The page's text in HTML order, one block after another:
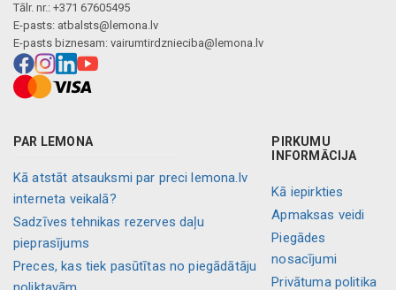
Tālr. nr.: +371 67605495
E-pasts: atbalsts@lemona.lv
E-pasts biznesam: vairumtirdznieciba@lemona.lv
PAR LEMONA
Kā atstāt atsauksmi par preci lemona.lv
interneta veikalā?
Sadzīves tehnikas rezerves daļu
pieprasījums
Preces, kas tiek pasūtītas no piegādātāju
PIRKUMU
INFORMĀCIJA
Kā iepirkties
Apmaksas veidi
Piegādes
nosacījumi
Privātuma politika